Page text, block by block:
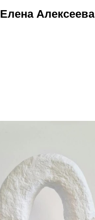
Елена Алексеева